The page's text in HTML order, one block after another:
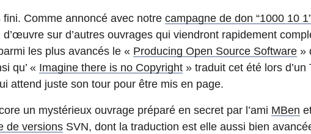
fini. Comme annoncé avec notre campagne de don “1000 10
sur d’autres ouvrages qui viendront rapidement
les plus avancés le « Producing Open Source Software»
qu’ « Imagine there is no Copyright» traduit cet été lors d’un
attend juste son tour pour être mis en page.
un mystérieux ouvrage préparé en secret par l’ami MBen
de versionsSVN, dont la traduction est elle aussi bien